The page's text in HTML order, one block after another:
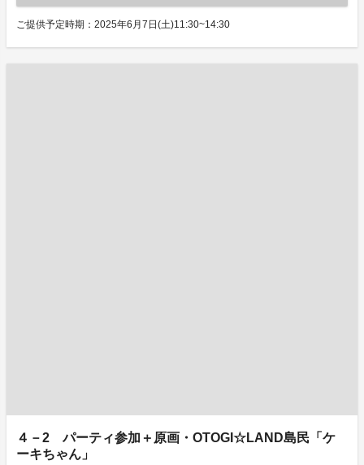
ご提供予定時期：2025年6月7日(土)11:30~14:30
４－2 パーティ参加＋原画・OTOGI☆LAND島民「ケ
ーキちゃん」